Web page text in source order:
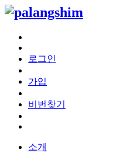
로그인
가입
비번찾기
소개